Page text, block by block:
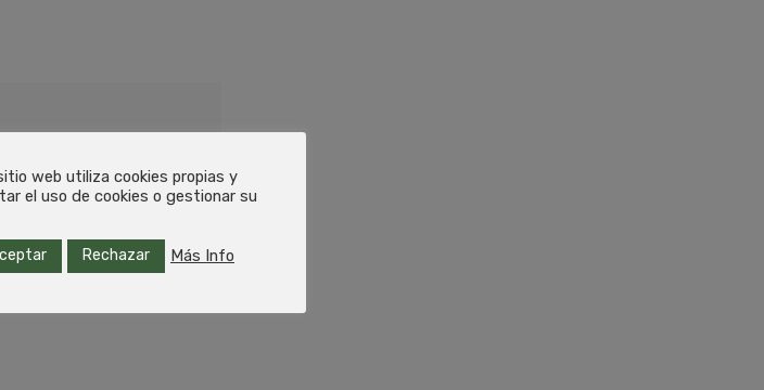
web utiliza cookies propias y
el uso de cookies o gestionar su
Rechazar Más Info